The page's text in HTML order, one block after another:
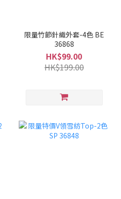
限量竹節針織外套-4色 BE
36868
HK$99.00
HK$199.00